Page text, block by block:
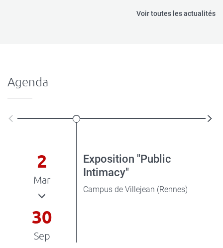
Voir toutes les actualités
Agenda
See
2
Mar
30
Sep
Exposition "Public
Intimacy"
Campus de Villejean (Rennes)